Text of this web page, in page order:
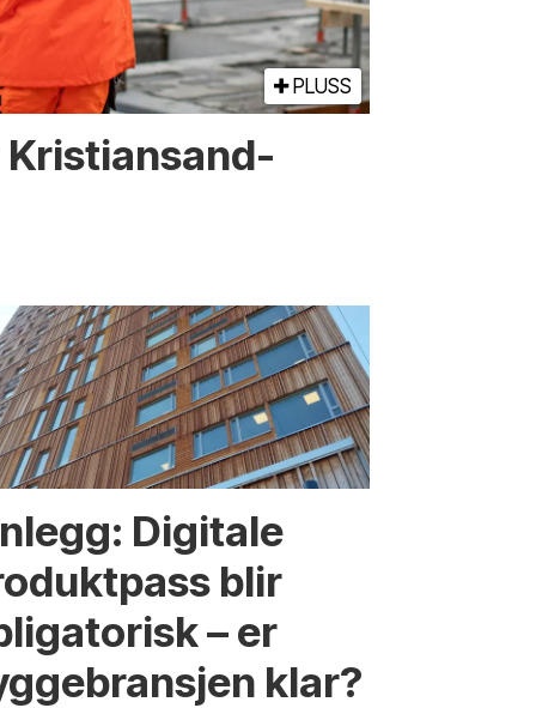
PLUSS
Digitale
blir
– er
klar?